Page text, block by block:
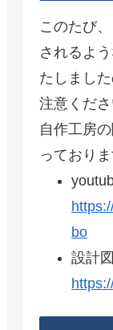
このたび
されるよ
たしまし
注意くださ
自作工房
っておりま
bo
設計